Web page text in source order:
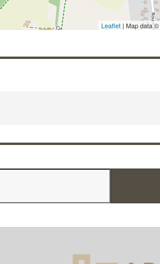
Leaflet | Map data ©